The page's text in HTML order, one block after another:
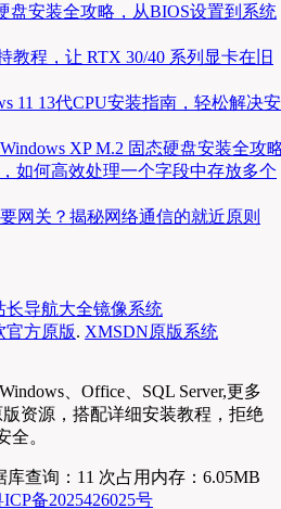
盘安装全攻略，从BIOS设置到系统
教程，让 RTX 30/40 系列显卡在旧
11 13代CPU安装指南，轻松解决安
XP M.2 固态硬盘安装全攻
如何高效处理一个字段中存放多个
网关？揭秘网络通信的就近原则
长导航大全镜像系统
官方原版. XMSDN原版系统
、Office、SQL Server,更多
资源，搭配详细安装教程，拒绝
全。
库查询：11 次占用内存：6.05MB
ICP备2025426025号